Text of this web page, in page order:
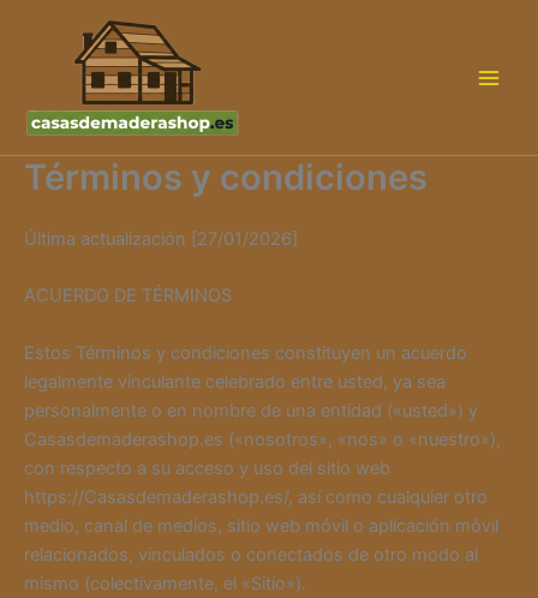
contenido
Términos y condiciones
Última actualización [27/01/2026]
ACUERDO DE TÉRMINOS
Estos Términos y condiciones constituyen un acuerdo
legalmente vinculante celebrado entre usted, ya sea
personalmente o en nombre de una entidad («usted») y
Casasdemaderashop.es («nosotros», «nos» o «nuestro»),
con respecto a su acceso y uso del sitio web
https://Casasdemaderashop.es/, así como cualquier otro
medio, canal de medios, sitio web móvil o aplicación móvil
relacionados, vinculados o conectados de otro modo al
mismo (colectivamente, el «Sitio»).